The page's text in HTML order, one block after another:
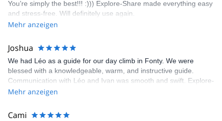
climbing experience in Lisbon extremely easy. Luis, our guide,
was fantastic, and the platform’s organization was flawless.
You’re simply the best!!! :))) Explore-Share made everything easy
and stress-free. Will definitely use again.
Mehr anzeigen
Joshua
We had Léo as a guide for our day climb in Fonty. We were
blessed with a knowledgeable, warm, and instructive guide.
Communication with Léo and Ivan was smooth and swift. Explore-
Share was excellent in arranging everything for our day climb.
making our adventure stress-free.
Mehr anzeigen
Cami